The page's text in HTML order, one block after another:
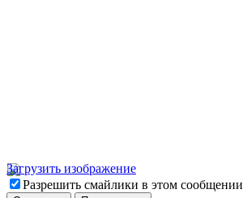
Загрузить изображение
Разрешить смайлики в этом сообщении